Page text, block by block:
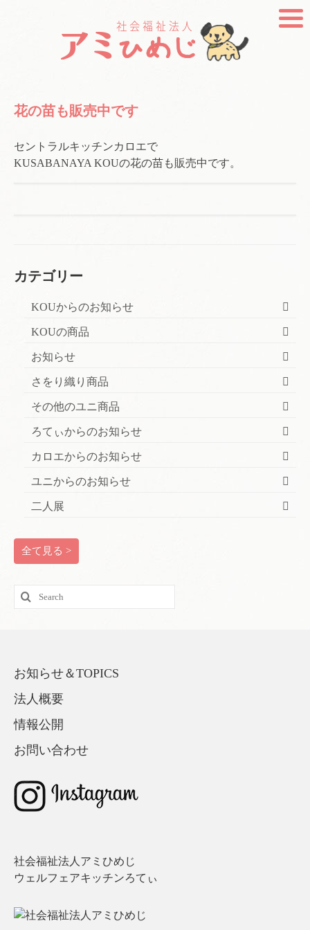
花の苗も販売中です
セントラルキッチンカロエで
KUSABANAYA KOUの花の苗も販売中です。
カテゴリー
KOUからのお知らせ
KOUの商品
お知らせ
さをり織り商品
その他のユニ商品
ろてぃからのお知らせ
カロエからのお知らせ
ユニからのお知らせ
二人展
全て見る >
Search
for:
お知らせ＆TOPICS
法人概要
情報公開
お問い合わせ
社会福祉法人アミひめじ
ウェルフェアキッチンろてぃ